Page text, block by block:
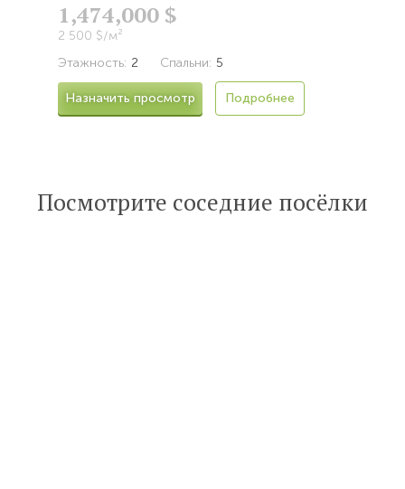
1,474,000 $
2 500 $/м²
Этажность: 2 Спальни: 5
Назначить просмотр Подробнее
Посмотрите соседние посёлки